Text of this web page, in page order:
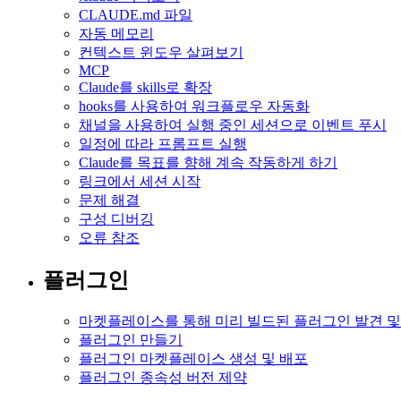
CLAUDE.md 파일
자동 메모리
컨텍스트 윈도우 살펴보기
MCP
Claude를 skills로 확장
hooks를 사용하여 워크플로우 자동화
채널을 사용하여 실행 중인 세션으로 이벤트 푸시
일정에 따라 프롬프트 실행
Claude를 목표를 향해 계속 작동하게 하기
링크에서 세션 시작
문제 해결
구성 디버깅
오류 참조
플러그인
마켓플레이스를 통해 미리 빌드된 플러그인 발견
플러그인 만들기
플러그인 마켓플레이스 생성 및 배포
플러그인 종속성 버전 제약